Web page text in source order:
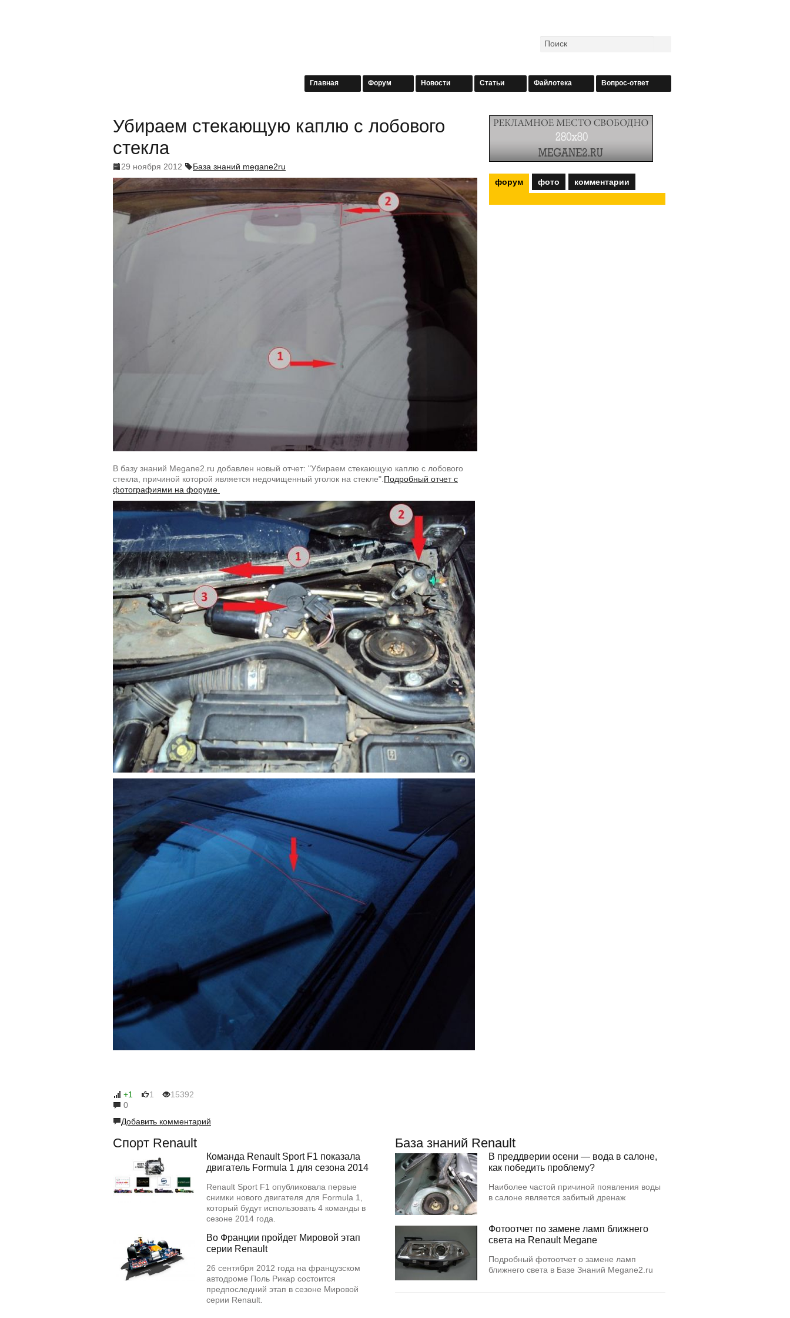
Главная Форум Новости Статьи Файлотека Вопрос-ответ
Убираем стекающую каплю с лобового
стекла
29 ноября 2012 База знаний megane2ru
В базу знаний Megane2.ru добавлен новый отчет: "Убираем стекающую каплю с лобового
стекла, причиной которой является недочищенный уголок на стекле".Подробный отчет с
фотографиями на форуме
+1 1
15392
0
Добавить комментарий
форум фото комментарии
Спорт Renault
Команда Renault Sport F1 показала
двигатель Formula 1 для сезона 2014
Renault Sport F1 опубликовала первые
снимки нового двигателя для Formula 1,
который будут использовать 4 команды в
сезоне 2014 года.
Во Франции пройдет Мировой этап
серии Renault
26 сентября 2012 года на французском
автодроме Поль Рикар состоится
предпоследний этап в сезоне Мировой
серии Renault.
База знаний Renault
В преддверии осени — вода в салоне,
как победить проблему?
Наиболее частой причиной появления воды
в салоне является забитый дренаж
Фотоотчет по замене ламп ближнего
света на Renault Megane
Подробный фотоотчет о замене ламп
ближнего света в Базе Знаний Megane2.ru